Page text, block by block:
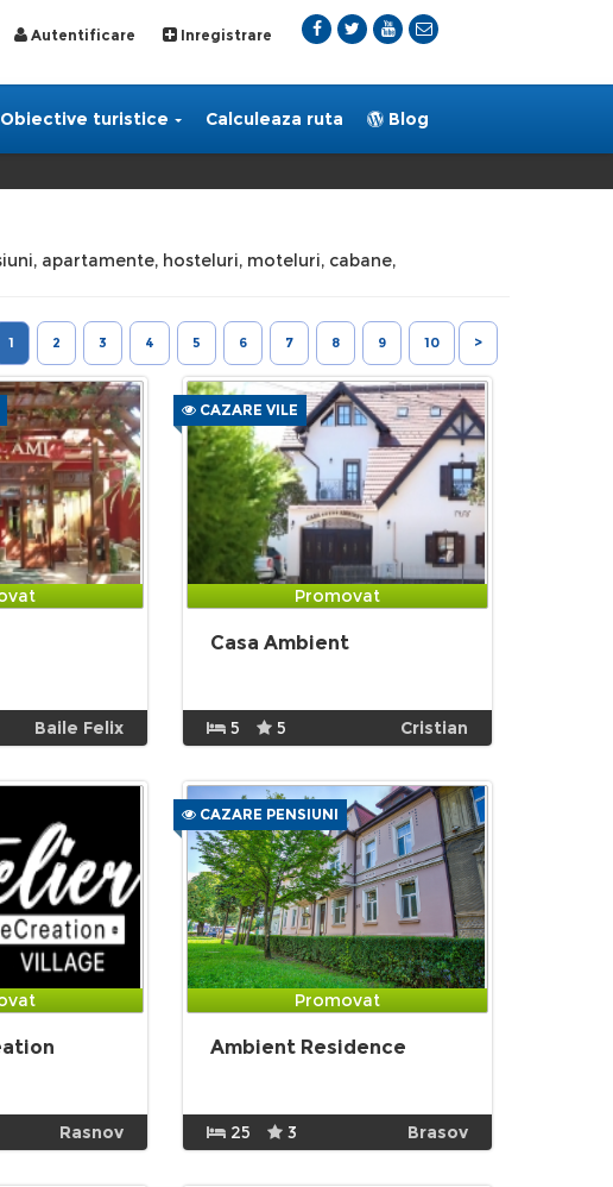
Autentificare Inregistrare
Obiective turistice Calculeaza ruta Blog
apartamente, hosteluri, moteluri, cabane,
1 2 3 4 5 6 7 8 9 10 >
Baile Felix
CAZARE VILE
Promovat
Casa Ambient
5 5 Cristian
Rasnov
CAZARE PENSIUNI
Promovat
Ambient Residence
25 3 Brasov